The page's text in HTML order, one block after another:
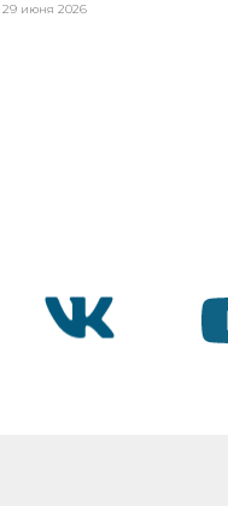
29 июня 2026